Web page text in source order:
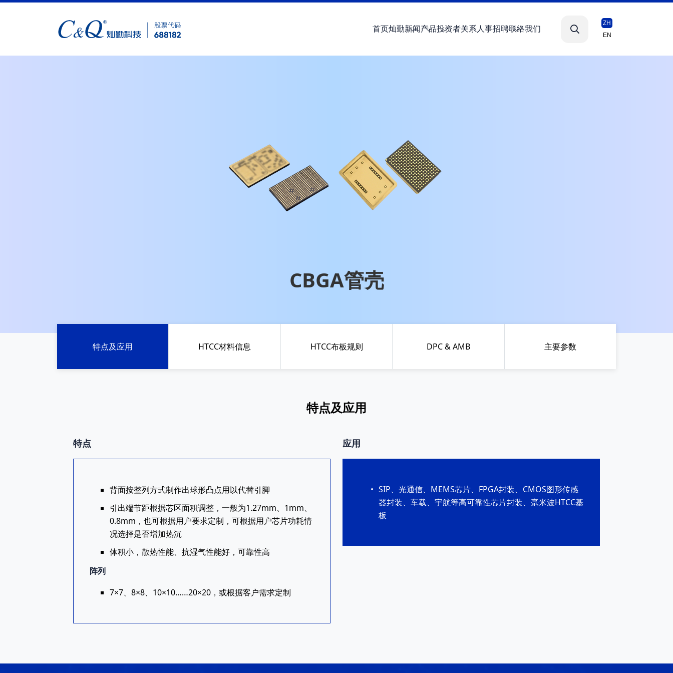
首页灿勤新闻产品投资者关系 人事招聘联络我们
ZH
EN
CBGA管壳
特点及应用 HTCC材料信息 HTCC布板规则 DPC & AMB 主要参数
特点及应用
特点
背面按整列方式制作出球形凸点用以代替引脚
引出端节距根据芯区面积调整，一般为1.27mm、1mm、
0.8mm，也可根据用户要求定制，可根据用户芯片功耗情
况选择是否增加热沉
体积小，散热性能、抗湿气性能好，可靠性高
阵列
7×7、8×8、10×10……20×20，或根据客户需求定制
应用
SIP、光通信、MEMS芯片、FPGA封装、CMOS图形传感
器封装、车载、宇航等高可靠性芯片封装、毫米波HTCC基
板